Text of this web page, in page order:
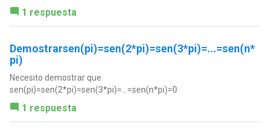
1 respuesta
Demostrarsen(pi)=sen(2*pi)=sen(3*pi)=...=sen(n*
pi)
Necesito demostrar que
sen(pi)=sen(2*pi)=sen(3*pi)=...=sen(n*pi)=0
1 respuesta